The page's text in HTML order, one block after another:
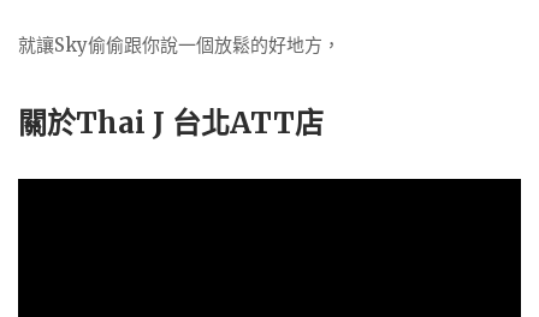
就讓Sky偷偷跟你說一個放鬆的好地方，
關於Thai J 台北ATT店